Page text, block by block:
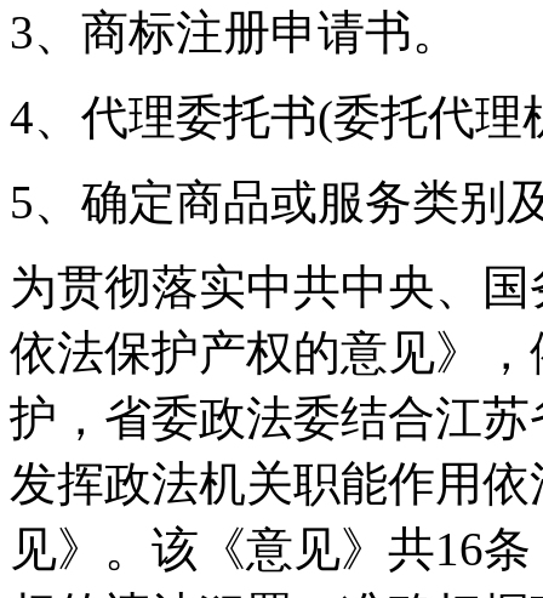
3、商标注册申请书。
4、代理委托书(委托代
5、确定商品或服务类别
为贯彻落实中共中央、
依法保护产权的意见》
护，省委政法委结合江
发挥政法机关职能作用
见》。该《意见》共16